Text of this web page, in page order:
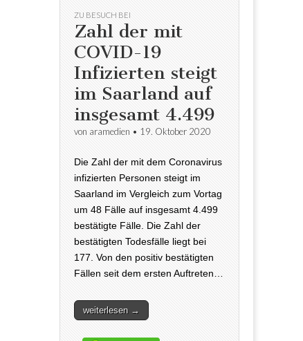
ZU BESUCH BEI
Zahl der mit
COVID-19
Infizierten steigt
im Saarland auf
insgesamt 4.499
von aramedien • 19. Oktober 2020
Die Zahl der mit dem Coronavirus
infizierten Personen steigt im
Saarland im Vergleich zum Vortag
um 48 Fälle auf insgesamt 4.499
bestätigte Fälle. Die Zahl der
bestätigten Todesfälle liegt bei
177. Von den positiv bestätigten
Fällen seit dem ersten Auftreten…
weiterlesen →